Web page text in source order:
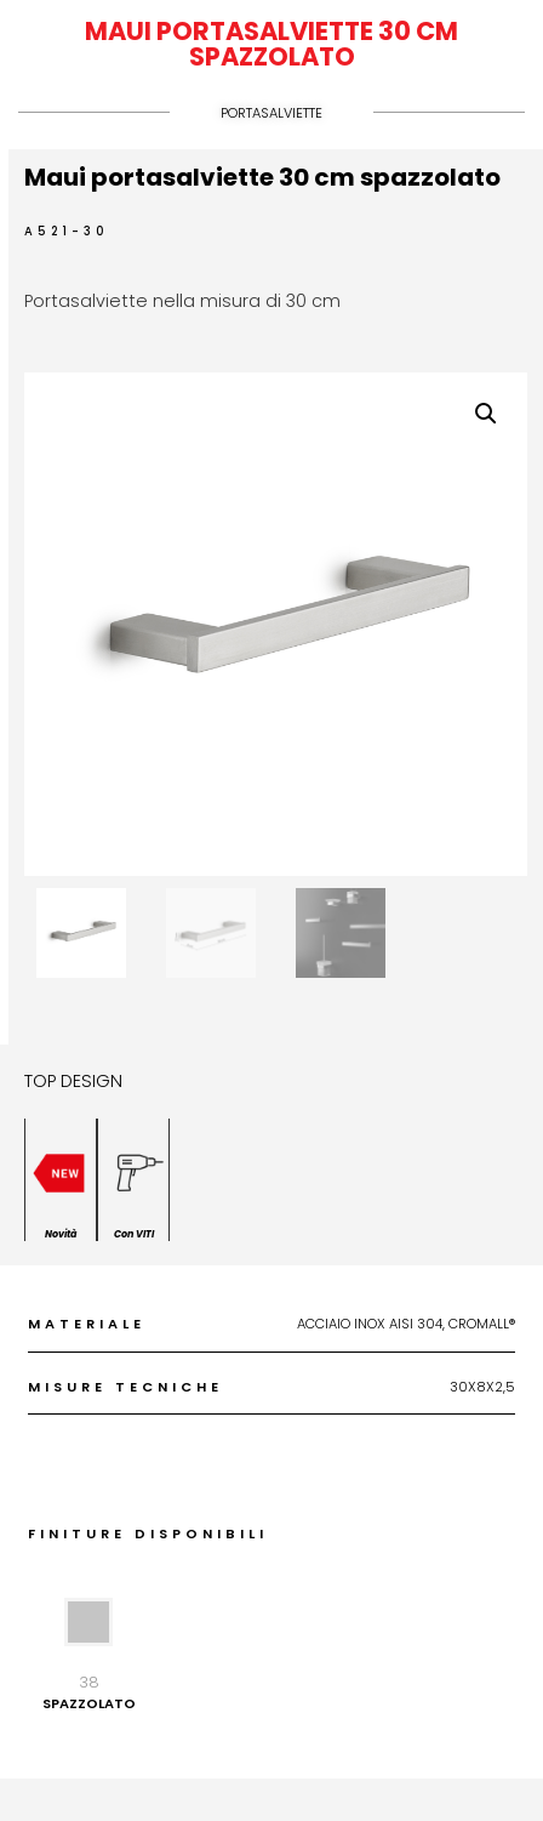
MAUI PORTASALVIETTE 30 CM
SPAZZOLATO
PORTASALVIETTE
Maui portasalviette 30 cm spazzolato
A521-30
Portasalviette nella misura di 30 cm
TOP DESIGN
Novità Con VITI
MATERIALE ACCIAIO INOX AISI 304, CROMALL®
MISURE TECNICHE 30X8X2,5
FINITURE DISPONIBILI
38
SPAZZOLATO